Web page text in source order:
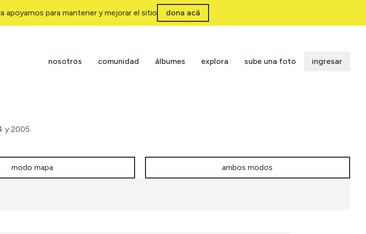
para mantener y mejorar el sitio dona acá
nosotros comunidad álbumes explora sube una foto ingresar
y 2005.
modo mapa ambos modos